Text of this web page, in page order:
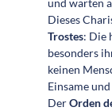
Dieses
Trostes: Die
besonders
keinen
Einsame
DerOrden